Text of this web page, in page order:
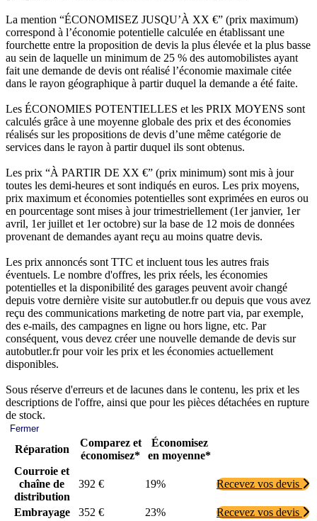
La mention “ÉCONOMISEZ JUSQU’À XX €” (prix maximum)
correspond à l’économie potentielle calculée en établissant une
fourchette entre la proposition de devis la plus élevée et la plus basse
au sein de laquelle un minimum de 25 % des automobilistes ayant
fait une demande de devis ont réalisé l’économie maximale citée
dans le rayon géographique à partir duquel la demande a été faite.
Les ÉCONOMIES POTENTIELLES et les PRIX MOYENS sont
calculés grâce à une moyenne globale des prix et des économies
réalisés sur les propositions de devis d’une même catégorie de
services dans le rayon à partir duquel ils sont obtenus.
Les prix “À PARTIR DE XX €” (prix minimum) sont mis à jour
toutes les demi-heures et sont indiqués en euros. Les prix moyens,
prix maximum et économies potentielles sont exprimées en euros ou
en pourcentage sont mises à jour trimestriellement (1er janvier, 1er
avril, 1er juillet et 1er octobre) sur la base de 12 mois de données
provenant de demandes ayant reçu au moins quatre devis.
Les prix annoncés sont TTC et incluent tous les autres frais
éventuels. Le nombre d'offres, les prix réels, les économies
potentielles et la disponibilité des garages peuvent avoir changé
depuis votre dernière visite sur autobutler.fr ou depuis que vous avez
reçu des communications marketing de notre part via, par exemple,
des e-mails, des campagnes en ligne ou hors ligne, etc. Par
conséquent, vous devez créer une nouvelle demande de devis sur
autobutler.fr pour voir les prix et les économies actuellement
disponibles.
Sous réserve d'erreurs et de lacunes dans le contenu, les prix et les
descriptions de l'offre, ainsi que pour les pièces détachées en rupture
de stock.
Fermer
Réparation
Comparez et
économisez*
Économisez
en moyenne*
Courroie et
chaîne de
distribution
392 € 19% Recevez vos devis
Embrayage 352 € 23%
Recevez vos devis